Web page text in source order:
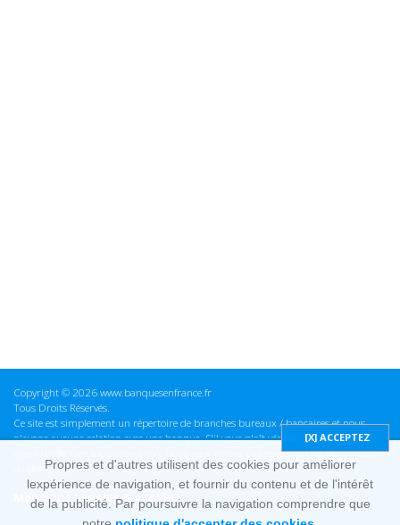
Copyright © 2026 www.banquesenfrance.fr
Tous Droits Réservés.
Ce site est simplement un répertoire de branches bureaux / bancaires et nous
n'avons aucune relation avec une banque. S'il vous plaît vérifier ces informations
avant d'effectuer toute opération, nous ne sommes pas responsables des erreurs
ou des omissions dans les informations que nous fournissons.
Mentions Légales & cookies
Propres et d'autres utilisent des cookies pour améliorer
lexpérience de navigation, et fournir du contenu et de l'intérêt
de la publicité. Par poursuivre la navigation comprendre que